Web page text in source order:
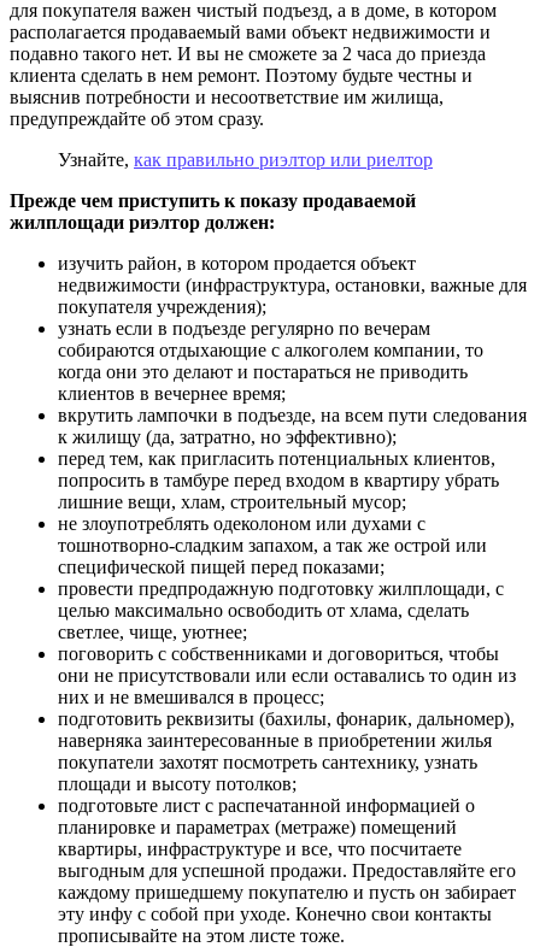
для покупателя важен чистый подъезд, а в доме, в котором
располагается продаваемый вами объект недвижимости и
подавно такого нет. И вы не сможете за 2 часа до приезда
клиента сделать в нем ремонт. Поэтому будьте честны и
выяснив потребности и несоответствие им жилища,
предупреждайте об этом сразу.
Узнайте, как правильно риэлтор или риелтор
Прежде чем приступить к показу продаваемой
жилплощади риэлтор должен:
изучить район, в котором продается объект
недвижимости (инфраструктура, остановки, важные для
покупателя учреждения);
узнать если в подъезде регулярно по вечерам
собираются отдыхающие с алкоголем компании, то
когда они это делают и постараться не приводить
клиентов в вечернее время;
вкрутить лампочки в подъезде, на всем пути следования
к жилищу (да, затратно, но эффективно);
перед тем, как пригласить потенциальных клиентов,
попросить в тамбуре перед входом в квартиру убрать
лишние вещи, хлам, строительный мусор;
не злоупотреблять одеколоном или духами с
тошнотворно-сладким запахом, а так же острой или
специфической пищей перед показами;
провести предпродажную подготовку жилплощади, с
целью максимально освободить от хлама, сделать
светлее, чище, уютнее;
поговорить с собственниками и договориться, чтобы
они не присутствовали или если оставались то один из
них и не вмешивался в процесс;
подготовить реквизиты (бахилы, фонарик, дальномер),
наверняка заинтересованные в приобретении жилья
покупатели захотят посмотреть сантехнику, узнать
площади и высоту потолков;
подготовьте лист с распечатанной информацией о
планировке и параметрах (метраже) помещений
квартиры, инфраструктуре и все, что посчитаете
выгодным для успешной продажи. Предоставляйте его
каждому пришедшему покупателю и пусть он забирает
эту инфу с собой при уходе. Конечно свои контакты
прописывайте на этом листе тоже.